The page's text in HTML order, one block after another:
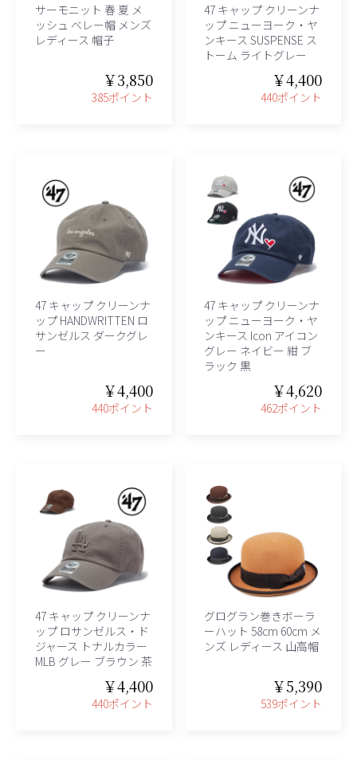
サーモニット 春 夏 メ
ッシュ ベレー帽 メンズ
レディース 帽子
￥3,850
385ポイント
47 キャップ クリーンナ
ップ ニューヨーク・ヤ
ンキース SUSPENSE ス
トーム ライトグレー
￥4,400
440ポイント
47 キャップ クリーンナ
ップ HANDWRITTEN ロ
サンゼルス ダークグレ
ー
￥4,400
440ポイント
47 キャップ クリーンナ
ップ ニューヨーク・ヤ
ンキース Icon アイコン
グレー ネイビー 紺 ブ
ラック 黒
￥4,620
462ポイント
47 キャップ クリーンナ
ップ ロサンゼルス・ド
ジャース トナルカラー
MLB グレー ブラウン 茶
￥4,400
440ポイント
グログラン巻きボーラ
ーハット 58cm 60cm メ
ンズ レディース 山高帽
￥5,390
539ポイント